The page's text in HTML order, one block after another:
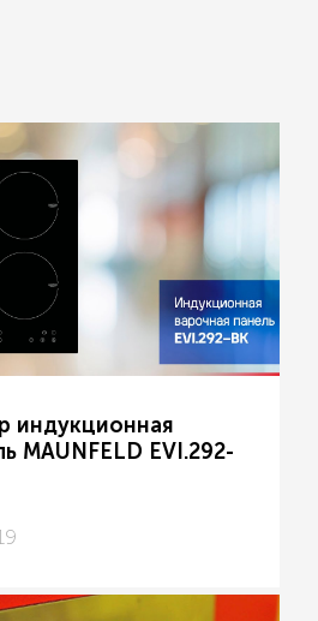
индукционная
MAUNFELD EVI.292-